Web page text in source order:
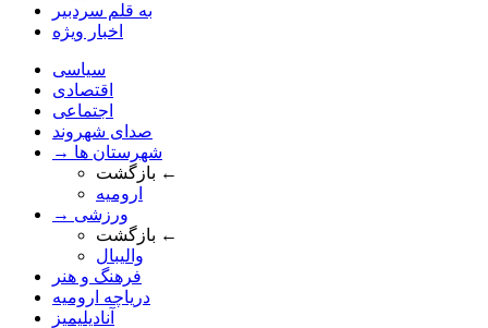
به قلم سردبیر
اخبار ویژه
سیاسی
اقتصادی
اجتماعی
صدای شهروند
→ شهرستان ها
بازگشت ←
ارومیه
→ ورزشی
بازگشت ←
والیبال
فرهنگ و هنر
دریاچه ارومیه
آنادیلیمیز